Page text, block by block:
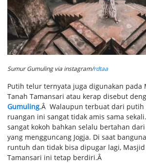
Sumur Gumuling via instagram/rdtaa
Putih telur ternyata juga digunakan pada
Tanah Tamansari atau kerap disebut
Gumuling.Â Walaupun terbuat dari putih
ruangan ini sangat tidak amis sama
sangat kokoh bahkan selalu bertahan
yang mengguncang Jogja. Di saat
runtuh dan tidak bisa dipugar lagi,
Tamansari ini tetap berdiri.Â